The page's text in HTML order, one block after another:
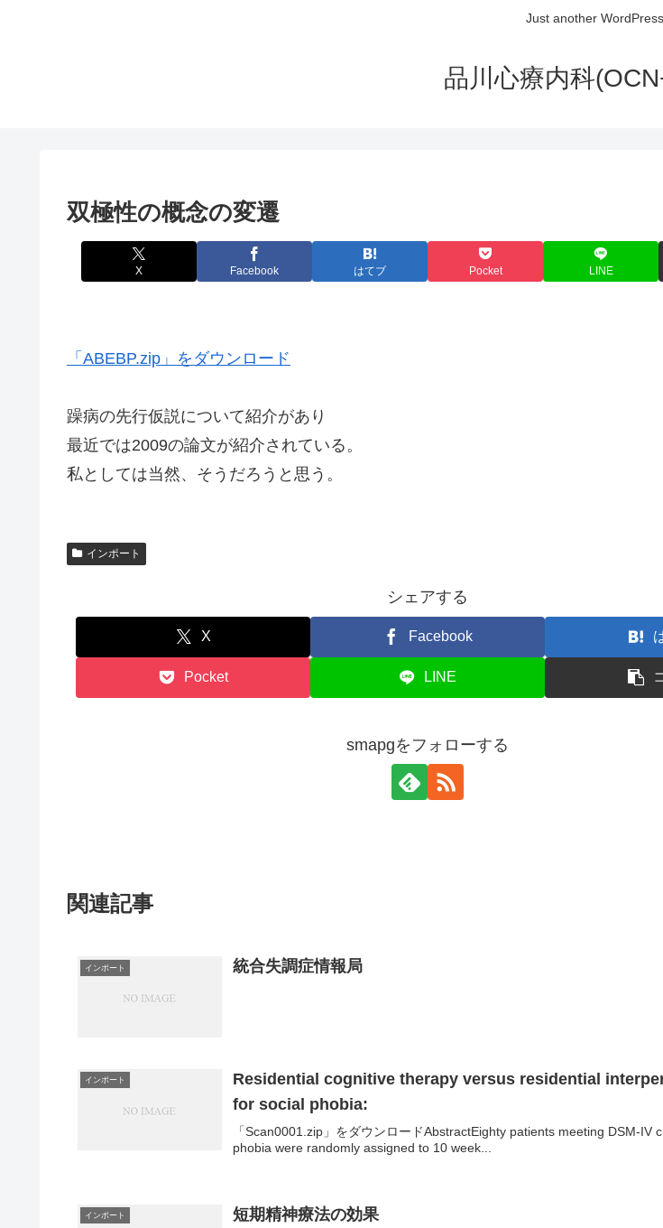
Just another
品川心療内科
双極性の概念の変遷
X Facebook はてブ Pocket LINE
「ABEBP.zip」をダウンロード
躁病の先行仮説について紹介があり
最近では2009の論文が紹介されている。
私としては当然、そうだろうと思う。
インポート
シェアする
X Facebook
Pocket LINE
smapgをフォローする
関連記事
インポート 統合失調症情報局
インポート
Residential cognitive therapy versus residential
for social phobia:
「Scan0001.zip」をダウンロードAbstractEighty patients meeting DSM-IV
phobia were randomly assigned to 10 week...
インポート 短期精神療法の効果